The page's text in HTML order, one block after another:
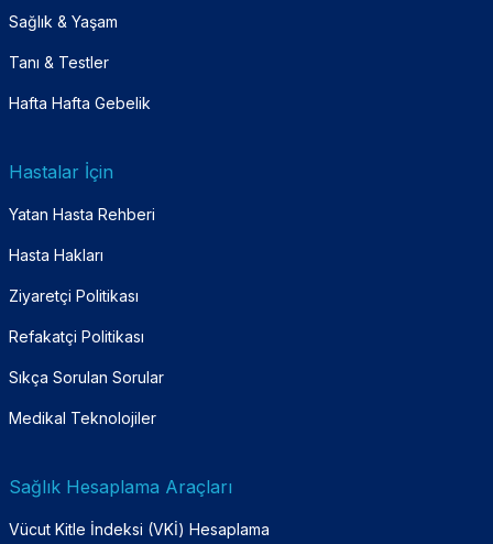
Sağlık & Yaşam
Tanı & Testler
Hafta Hafta Gebelik
Hastalar İçin
Yatan Hasta Rehberi
Hasta Hakları
Ziyaretçi Politikası
Refakatçi Politikası
Sıkça Sorulan Sorular
Medikal Teknolojiler
Sağlık Hesaplama Araçları
Vücut Kitle İndeksi (VKİ) Hesaplama